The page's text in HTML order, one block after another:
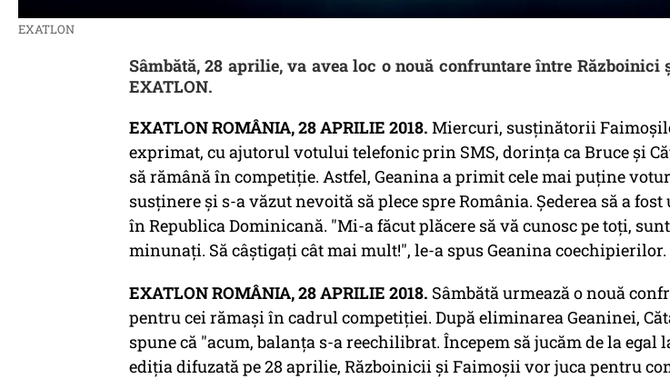
EXATLON
Sâmbătă, 28 aprilie, va avea loc o nouă confruntare între Războinici
EXATLON.
EXATLON ROMÂNIA, 28 APRILIE 2018. Miercuri, susținătorii
exprimat, cu ajutorul votului telefonic prin SMS, dorința ca Bruce și
să rămână în competiție. Astfel, Geanina a primit cele mai puține
susținere și s-a văzut nevoită să plece spre România. Șederea să a
în Republica Dominicană. "Mi-a făcut plăcere să vă cunosc pe toți,
minunați. Să câștigați cât mai mult!", le-a spus Geanina coechipierilor.
EXATLON ROMÂNIA, 28 APRILIE 2018. Sâmbătă urmează o nouă
pentru cei rămași în cadrul competiției. După eliminarea Geaninei,
spune că "acum, balanța s-a reechilibrat. Începem să jucăm de la egal
ediția difuzată pe 28 aprilie, Războinicii și Faimoșii vor juca pentru